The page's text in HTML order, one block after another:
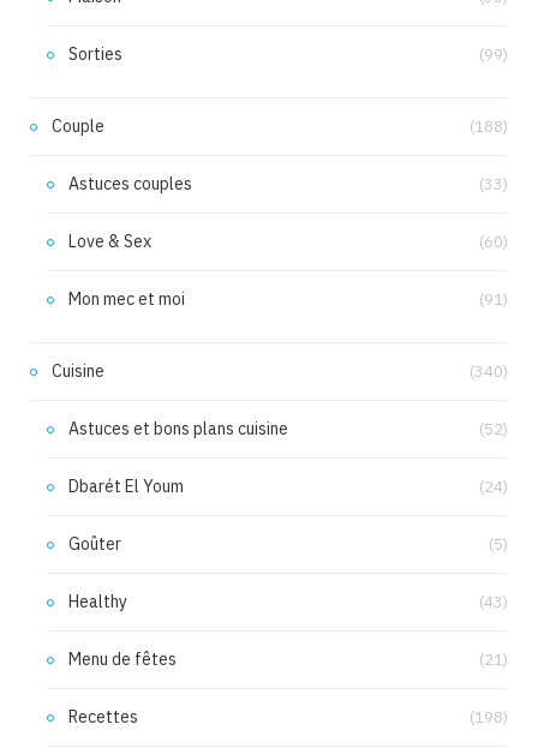
Sorties (99)
Couple (188)
Astuces couples (33)
Love & Sex (60)
Mon mec et moi (91)
Cuisine (340)
Astuces et bons plans cuisine (52)
Dbarét El Youm (24)
Goûter (5)
Healthy (43)
Menu de fêtes (21)
Recettes (198)